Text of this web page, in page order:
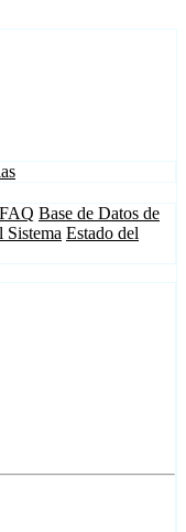
FAQ Base de Datos de
Sistema Estado del